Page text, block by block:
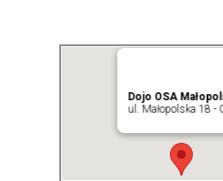
Dojo OSA
ul. Małopolska 18 -